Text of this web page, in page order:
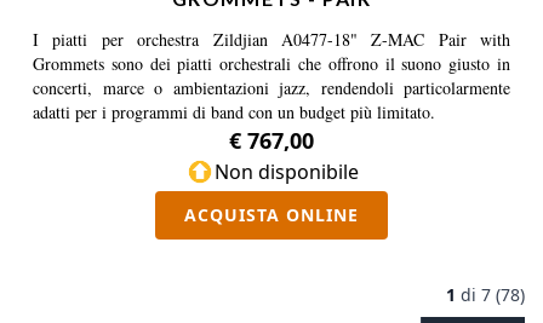
I piatti per orchestra Zildjian A0477-18" Z-MAC Pair with
Grommets sono dei piatti orchestrali che offrono il suono giusto in
concerti, marce o ambientazioni jazz, rendendoli particolarmente
adatti per i programmi di band con un budget più limitato.
€ 767,00
Non disponibile
ACQUISTA ONLINE
1 di 7 (78)